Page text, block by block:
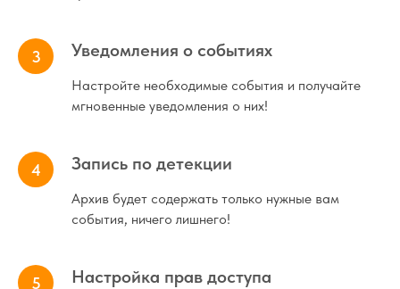
Уведомления о событиях
Настройте необходимые события и получайте
мгновенные уведомления о них!
Запись по детекции
Архив будет содержать только нужные вам
события, ничего лишнего!
Настройка прав доступа